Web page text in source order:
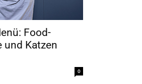
Food-
und Katzen
0